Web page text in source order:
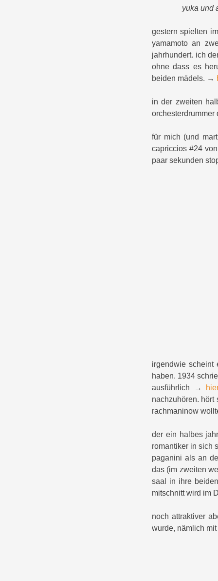
yuka und
gestern spielten
yamamoto an
jahrhundert. ich
ohne dass es
beiden mädels. →
in der zweiten
für mich (und
capriccios #24
paar sekunden
irgendwie scheint
haben. 1934
ausführlich →
nachzuhören. hört
rachmaninow
der ein halbes
romantiker in sich
paganini als an
das (im zweiten
saal in ihre
mitschnitt wird im
noch attraktiver
wurde, nämlich